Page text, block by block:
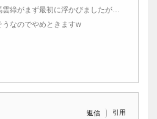
雲綠がまず最初に浮かびましたが…
うなのでやめときますw
返信 引用